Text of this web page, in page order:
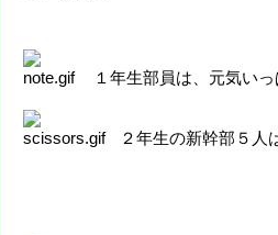
１年生部員は、元気い
２年生の新幹部５人